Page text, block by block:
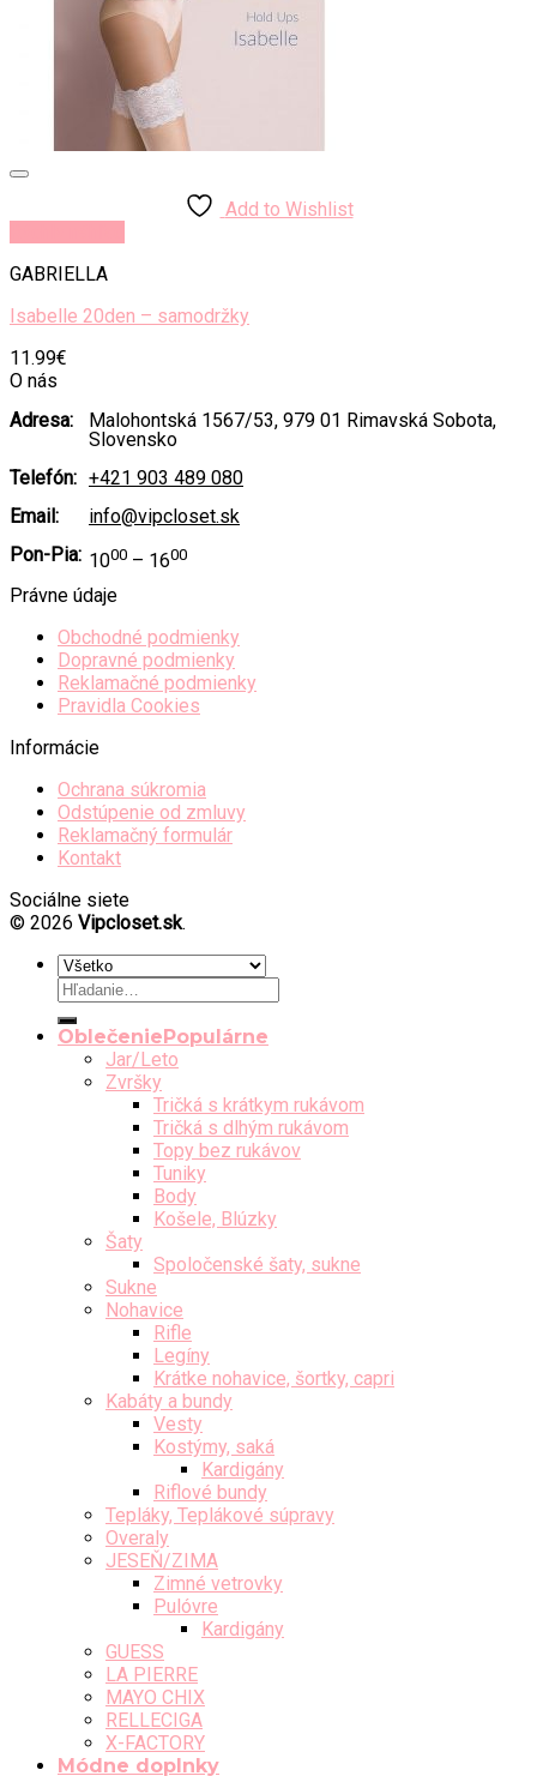
Add to Wishlist
GABRIELLA
Isabelle 20den – samodržky
11.99€
O nás
Adresa:
Malohontská 1567/53, 979 01 Rimavská Sobota,
Slovensko
Telefón: +421 903 489 080
Email:
info@vipcloset.sk
Pon-Pia: 1000 – 1600
Právne údaje
Obchodné podmienky
Dopravné podmienky
Reklamačné podmienky
Pravidla Cookies
Informácie
Ochrana súkromia
Odstúpenie od zmluvy
Reklamačný formulár
Kontakt
Sociálne siete
© 2026 Vipcloset.sk.
Hľadať:
Oblečenie
Jar/Leto
Zvršky
Tričká s krátkym rukávom
Tričká s dlhým rukávom
Topy bez rukávov
Tuniky
Body
Košele, Blúzky
Šaty
Spoločenské šaty, sukne
Sukne
Nohavice
Rifle
Legíny
Krátke nohavice, šortky, capri
Kabáty a bundy
Vesty
Kostýmy, saká
Kardigány
Riflové bundy
Tepláky, Teplákové súpravy
Overaly
JESEŇ/ZIMA
Zimné vetrovky
Pulóvre
Kardigány
GUESS
LA PIERRE
MAYO CHIX
RELLECIGA
X-FACTORY
Módne doplnky